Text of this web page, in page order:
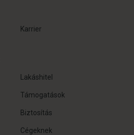
Karrier
Lakáshitel
Támogatások
Biztosítás
Cégeknek